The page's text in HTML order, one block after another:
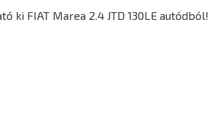
ki FIAT Marea 2.4 JTD 130LE autódból!